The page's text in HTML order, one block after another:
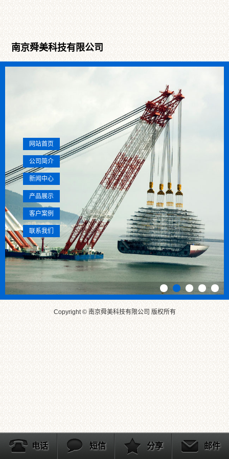
南京舜美科技有限公司
网站首页
公司简介
新闻中心
产品展示
客户案例
联系我们
Copyright © 南京舜美科技有限公司 版权所有
电话 短信 分享 邮件